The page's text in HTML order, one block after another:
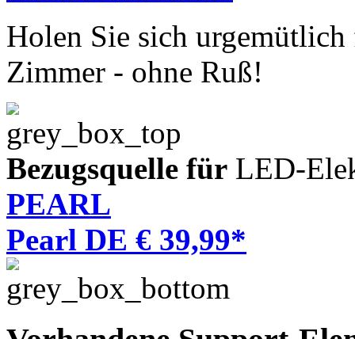
Holen Sie sich
Zimmer - ohne Ruß!
Bezugsquelle für LED-
PEARL
Pearl DE € 39,99*